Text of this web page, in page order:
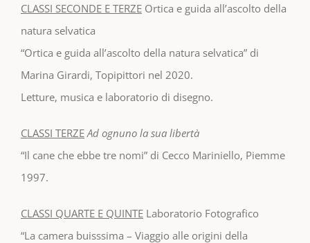
CLASSI SECONDE E TERZEOrtica e guida all’ascolto della
natura selvatica
“Ortica e guida all’ascolto della natura selvatica” di
Marina Girardi, Topipittori nel 2020.
Letture, musica e laboratorio di disegno.
CLASSI TERZE Ad ognuno la sua libertà
“Il cane che ebbe tre nomi” di Cecco Mariniello, Piemme
1997.
CLASSI QUARTE E QUINTELaboratorio Fotografico
“La camera buisssima – Viaggio alle origini della